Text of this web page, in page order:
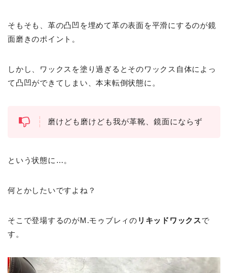
そもそも、革の凸凹を埋めて革の表面を平滑にするのが鏡
面磨きのポイント。
しかし、ワックスを塗り過ぎるとそのワックス自体によっ
て凸凹ができてしまい、本末転倒状態に。
磨けども磨けども我が革靴、鏡面にならず
という状態に…。
何とかしたいですよね？
そこで登場するのがM.モゥブレィの リキッドワックスで
す。